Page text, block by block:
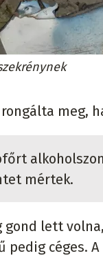
meg,
mértek.
gond lett
pedig céges.